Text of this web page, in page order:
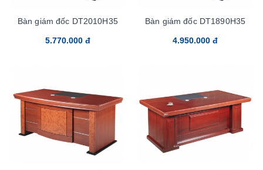
Bàn giám đốc DT2010H35
5.770.000 đ
Bàn giám đốc DT1890H35
4.950.000 đ